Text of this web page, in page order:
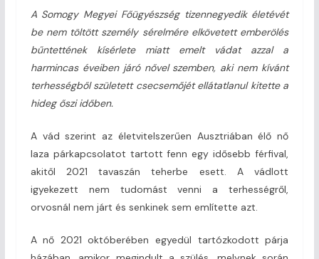
A Somogy Megyei Főügyészség tizennegyedik életévét
be nem töltött személy sérelmére elkövetett emberölés
bűntettének kísérlete miatt emelt vádat azzal a
harmincas éveiben járó nővel szemben, aki nem kívánt
terhességből született csecsemőjét ellátatlanul kitette a
hideg őszi időben.
A vád szerint az életvitelszerűen Ausztriában élő nő
laza párkapcsolatot tartott fenn egy idősebb férfival,
akitől 2021 tavaszán teherbe esett. A vádlott
igyekezett nem tudomást venni a terhességről,
orvosnál nem járt és senkinek sem említette azt.
A nő 2021 októberében egyedül tartózkodott párja